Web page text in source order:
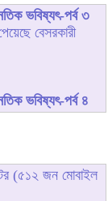
ভবিষ্যৎ-পর্ব ৩
বেসরকারী
ভবিষ্যৎ-পর্ব ৪
(৫১২ জন মোবাইল